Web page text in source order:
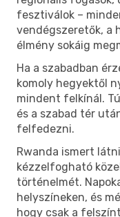
fesztiválok –
vendégszeretők, a
élmény sokáig
Ha a szabadban
komoly hegyektől
mindent felkínál.
és a szabad tér
felfedezni.
Rwanda ismert
kézzelfogható
történelmét.
helyszíneken, és
hogy csak a